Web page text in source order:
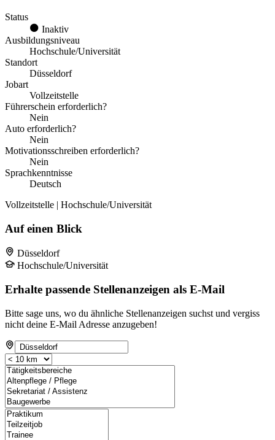
Status
Inaktiv
Ausbildungsniveau
Hochschule/Universität
Standort
Düsseldorf
Jobart
Vollzeitstelle
Führerschein erforderlich?
Nein
Auto erforderlich?
Nein
Motivationsschreiben erforderlich?
Nein
Sprachkenntnisse
Deutsch
Vollzeitstelle | Hochschule/Universität
Auf einen Blick
Düsseldorf
Hochschule/Universität
Erhalte passende Stellenanzeigen als E-Mail
Bitte sage uns, wo du ähnliche Stellenanzeigen suchst und vergiss
nicht deine E-Mail Adresse anzugeben!